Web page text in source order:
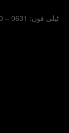
ٹیلی فون: 0631 – 680 316 90